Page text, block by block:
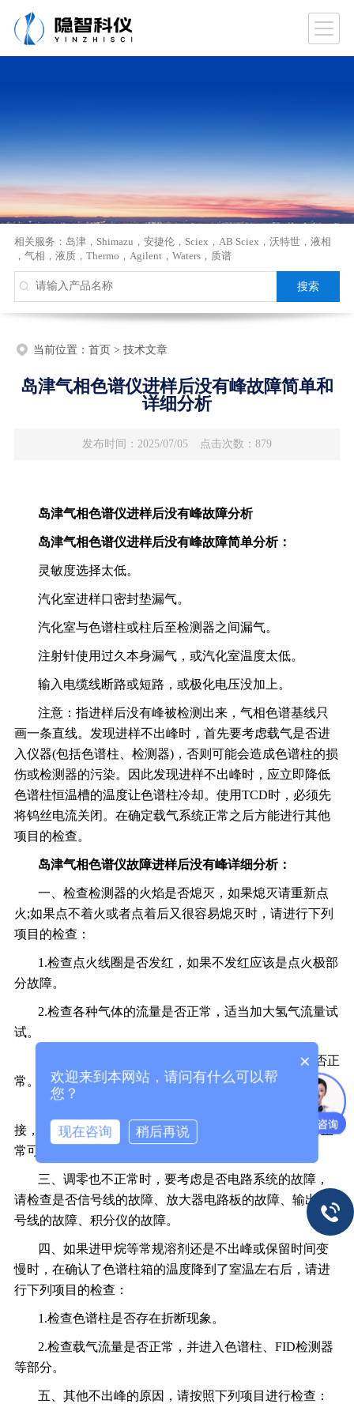
相关服务： 岛津， Shimazu ， 安捷伦， Sciex ， AB Sciex ， 沃特世， 液相
， 气相 ， 液质， Thermo ， Agilent ， Waters， 质谱
当前位置： 首页> 技术文章
岛津气相色谱仪进样后没有峰故障简单和
详细分析
发布时间：2025/07/05 点击次数：879
岛津气相色谱仪进样后没有峰故障分析
岛津气相色谱仪进样后没有峰故障简单分析：
灵敏度选择太低。
汽化室进样口密封垫漏气。
汽化室与色谱柱或柱后至检测器之间漏气。
注射针使用过久本身漏气，或汽化室温度太低。
输入电缆线断路或短路，或极化电压没加上。
注意： 指进样后没有峰被检测出来，气相色谱基线只
画一条直线。 发现进样不出峰时，首先要考虑载气是否进
入仪器(包括色谱柱、检测器)，否则可能会造成色谱柱的损
伤或检测器的污染。因此发现进样不出峰时，应立即降低
色谱柱恒温槽的温度让色谱柱冷却。使用TCD时，必须先
将钨丝电流关闭。在确定载气系统正常之后方能进行其他
项目的检查。
岛津气相色谱仪故障进样后没有峰详细分析：
一、检查检测器的火焰是否熄灭，如果熄灭请重新点
火;如果点不着火或者点着后又很容易熄灭时，请进行下列
项目的检查：
1.检查点火线圈是否发红，如果不发红应该是点火极部
分故障。
2.检查各种气体的流量是否正常，适当加大氢气流量试
试。
3.使用TCD时，检查TCD钨丝及钨丝电流的设置是否正
常。
接，以及输出信号线与仪器、积分仪/工作站的连接是否正
常可靠
三、调零也不正常时，要考虑是否电路系统的故障，
请检查是否信号线的故障、放大器电路板的故障、输出信
号线的故障、积分仪的故障。
四、如果进甲烷等常规溶剂还是不出峰或保留时间变
慢时，在确认了色谱柱箱的温度降到了室温左右后，请进
行下列项目的检查：
1.检查色谱柱是否存在折断现象。
2.检查载气流量是否正常，并进入色谱柱、FID检测器
等部分。
五、其他不出峰的原因，请按照下列项目进行检查：
×
欢迎来到本网站，请问有什么可以帮
您？
现在咨询 稍后再说